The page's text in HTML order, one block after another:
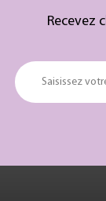
Recevez
Saisissez